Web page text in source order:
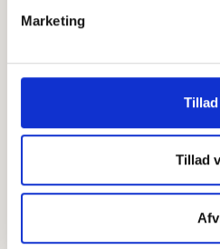
Marketing
Tillad
Surfbræt magnet